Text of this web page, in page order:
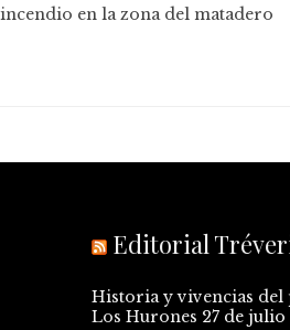
en la zona del matadero
Editorial
Historia y vivencias del
Los Hurones 27 de julio